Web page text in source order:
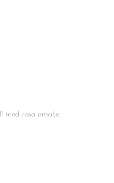
med rosa emalje.